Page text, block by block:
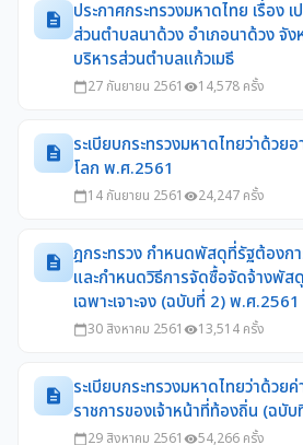
description
ประกาศกระทรวงมหาดไทย เรื่อง
ส่วนตำบลนาด้วง อำเภอนาด้วง จัง
บริหารส่วนตำบลแก้วเมธี
calendar_today27 กันยายน 2561 visibility14,578 ครั้ง
description
ระเบียบกระทรวงมหาดไทยว่าด้ว
โลก พ.ศ.2561
calendar_today14 กันยายน 2561 visibility24,247 ครั้ง
description
ฎกระทรวง กำหนดพัสดุที่รัฐต้องก
และกำหนดวิธีการจัดซื้อจัดจ้างพัส
เฉพาะเจาะจง (ฉบับที่ 2) พ.ศ.2561
calendar_today30 สิงหาคม 2561 visibility13,514 ครั้ง
description
ระเบียบกระทรวงมหาดไทยว่าด้วยค่
ราชการของเจ้าหน้าที่ท้องถิ่น (ฉบั
calendar_today29 สิงหาคม 2561 visibility54,266 ครั้ง